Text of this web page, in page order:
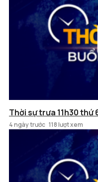
Thời sự trưa 11h30 thứ
4 ngày trước 118 lượt xem